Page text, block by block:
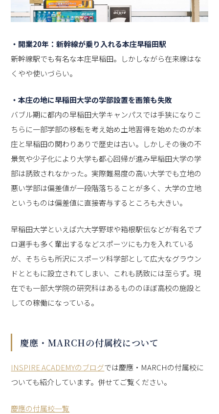
・開業20年：新幹線が乗り入れる本庄早稲田駅
新幹線駅でも有名な本庄早稲田。しかしながら在来線はな
くやや使いづらい。
・本庄の地に早稲田大学の学部設置を画策も失敗
バブル期に都内の早稲田大学キャンパスでは手狭になりこ
ちらに一部学部の移転を考え始め土地習得を始めたのが本
庄と早稲田の関わりありで歴史は古い。しかしその後の不
景気や少子化により大学も都心回帰が進み早稲田大学の学
部は誘致されなかった。実際難易度の高い大学でも立地の
悪い学部は偏差値が一段階落ちることが多く、大学の立地
というものは偏差値に直接寄与するところも大きい。
早稲田大学といえば六大学野球や箱根駅伝などが有名でプ
ロ選手も多く輩出するなどスポーツにも力を入れている
が、そちらも所沢にスポーツ科学部として広大なグラウン
ドとともに設立されてしまい、これも誘致には至らず。現
在でも一部大学院の研究科はあるもののほぼ高校の施設と
しての稼働になっている。
慶應・MARCHの付属校について
INSPIRE ACADEMYのブログでは慶應・MARCHの付属校に
ついても紹介しています。併せてご覧ください。
慶應の付属校一覧